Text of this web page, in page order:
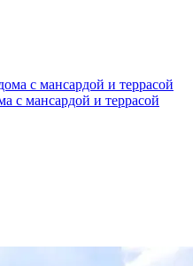
с мансардой и террасой